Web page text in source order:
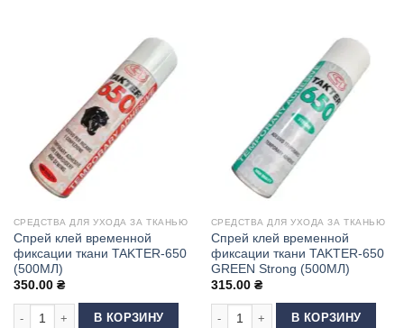
СРЕДСТВА ДЛЯ УХОДА ЗА ТКАНЬЮ
Спрей клей временной
фиксации ткани TAKTER-650
(500МЛ)
350.00 ₴
Количество товара Спрей клей временной фиксации ткани TAKTER-650
В КОРЗИНУ
СРЕДСТВА ДЛЯ УХОДА ЗА ТКАНЬЮ
Спрей клей временной
фиксации ткани TAKTER-650
GREEN Strong (500МЛ)
315.00 ₴
Количество товара Спрей клей
В КОРЗИНУ